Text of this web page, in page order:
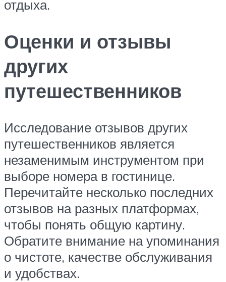
отдыха.
Оценки и отзывы
других
путешественников
Исследование отзывов других
путешественников является
незаменимым инструментом при
выборе номера в гостинице.
Перечитайте несколько последних
отзывов на разных платформах,
чтобы понять общую картину.
Обратите внимание на упоминания
о чистоте, качестве обслуживания
и удобствах.